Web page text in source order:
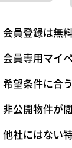
会員登録は無
会員専用マイ
希望条件に合
非公開物件が
他社にはない